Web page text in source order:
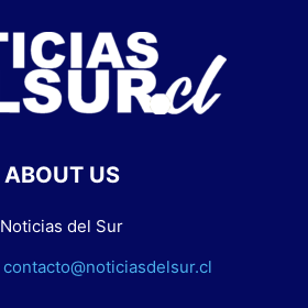
ABOUT US
Noticias del Sur
contacto@noticiasdelsur.cl